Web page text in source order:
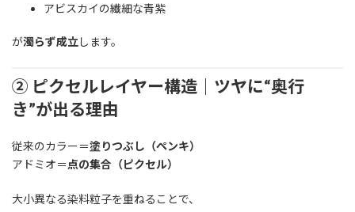
アビスカイの繊細な青紫
が濁らず成立 します。
② ピクセルレイヤー構造｜ツヤに“奥行
き”が出る理由
従来のカラー＝塗りつぶし（ペンキ）
アドミオ＝点の集合（ピクセル）
大小異なる染料粒子を重ねることで、